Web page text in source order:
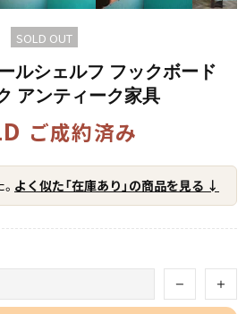
SOLD OUT
ルシェルフ フックボード
アンティーク家具
ご成約済み
よく似た「在庫あり」の商品を見る ↓